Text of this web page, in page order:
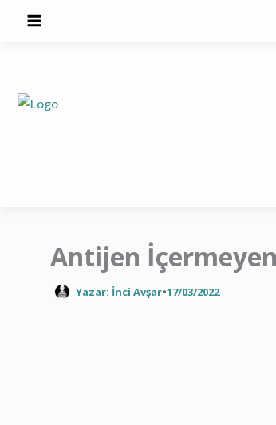
İçeriğe
Antijen
Yazar: İnci Avşar•17/03/2022